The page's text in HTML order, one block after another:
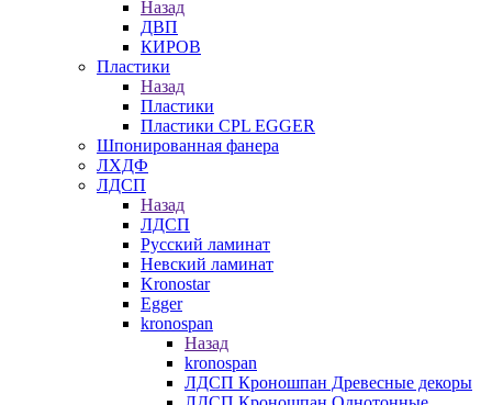
Назад
ДВП
КИРОВ
Пластики
Назад
Пластики
Пластики CPL EGGER
Шпонированная фанера
ЛХДФ
ЛДСП
Назад
ЛДСП
Русский ламинат
Невский ламинат
Kronostar
Egger
kronospan
Назад
kronospan
ЛДСП Кроношпан Древесные декоры